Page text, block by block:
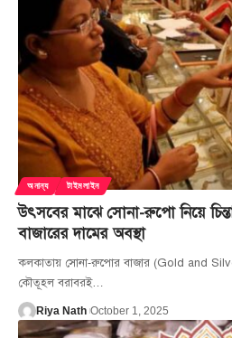
অনান্য টাইমলাইন
উৎসবের মাঝে সোনা-রুপো নিয়ে
বাজারের দামের অবস্থা
কলকাতায় সোনা-রুপোর বাজার (Gold and
কৌতূহল বরাবরই…
Riya Nath October 1, 2025